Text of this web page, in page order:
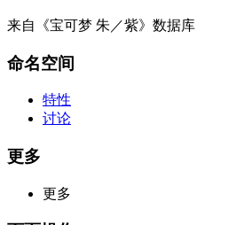
来自《宝可梦 朱／紫》数据库
命名空间
特性
讨论
更多
更多